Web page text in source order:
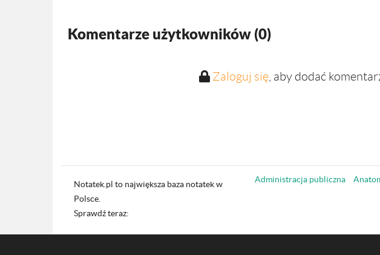
Komentarze użytkowników (0)
Zaloguj się, aby dodać
Notatek.pl to największa baza notatek w
Polsce.
Sprawdź teraz:
Administracja publiczna